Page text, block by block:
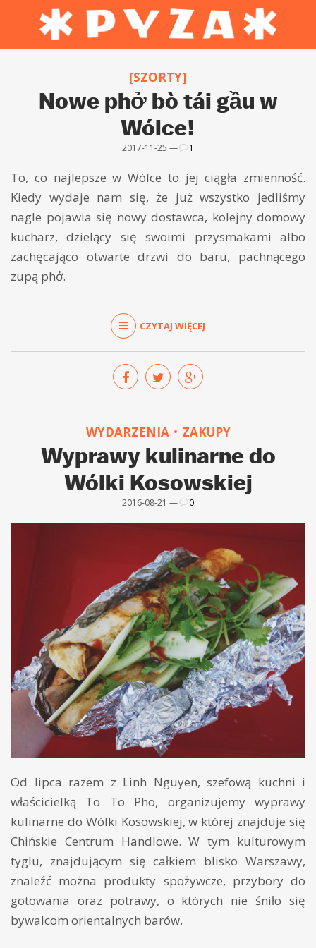
[SZORTY]
Nowe phở bò tái gầu w
Wólce!
2017-11-25 — 1
To, co najlepsze w Wólce to jej ciągła zmienność.
Kiedy wydaje nam się, że już wszystko jedliśmy
nagle pojawia się nowy dostawca, kolejny domowy
kucharz, dzielący się swoimi przysmakami albo
zachęcająco otwarte drzwi do baru, pachnącego
zupą phở.
CZYTAJ WIĘCEJ
WYDARZENIA ZAKUPY
Wyprawy kulinarne do
Wólki Kosowskiej
2016-08-21 — 0
Od lipca razem z Linh Nguyen, szefową kuchni i
właścicielką To To Pho, organizujemy wyprawy
kulinarne do Wólki Kosowskiej, w której znajduje się
Chińskie Centrum Handlowe. W tym kulturowym
tyglu, znajdującym się całkiem blisko Warszawy,
znaleźć można produkty spożywcze, przybory do
gotowania oraz potrawy, o których nie śniło się
bywalcom orientalnych barów.